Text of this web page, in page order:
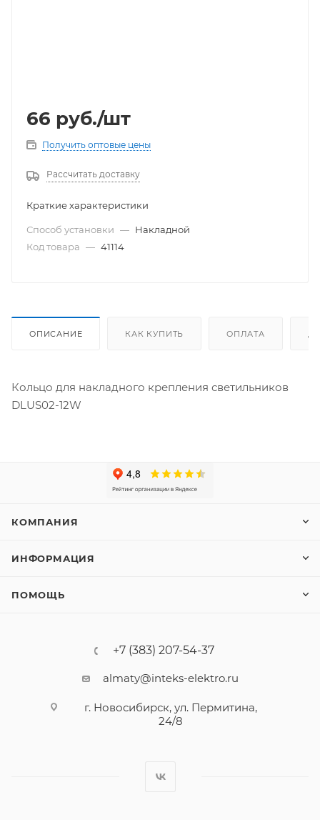
66 руб./шт
Получить оптовые цены
Рассчитать доставку
Краткие характеристики
Способ установки — Накладной
Код товара — 41114
ОПИСАНИЕ КАК КУПИТЬ ОПЛАТА
Кольцо для накладного крепления светильников
DLUS02-12W
КОМПАНИЯ
ИНФОРМАЦИЯ
ПОМОЩЬ
+7 (383) 207-54-37
almaty@inteks-elektro.ru
г. Новосибирск, ул. Пермитина,
24/8